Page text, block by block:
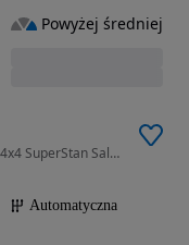
2967 cm3 • 250 KM • *3.0TDi 250KM Quattro4x4 SuperStan SalonPL
Automatyczna
Powyżej średniej